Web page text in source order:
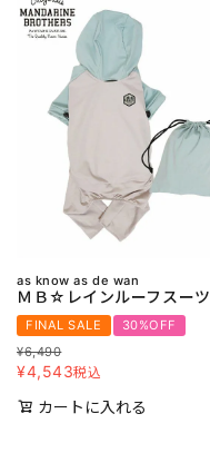
as know as de wan
ＭＢ☆レインルーフスーツ
FINAL SALE
30%OFF
¥6,490
¥4,543税込
カートに入れる